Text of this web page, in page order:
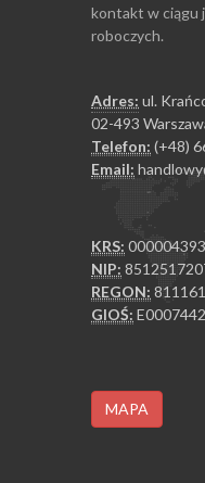
kontakt w ciągu
roboczych.
Adres: ul.
02-493
Telefon: (+48)
Email:
KRS:
NIP:
REGON:
GIOŚ:
MAPA